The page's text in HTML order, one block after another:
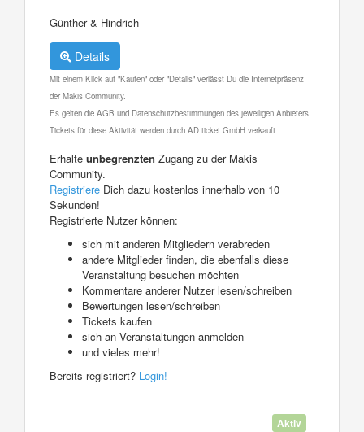
Günther & Hindrich
Details
Mit einem Klick auf "Kaufen" oder "Details" verlässt Du die Internetpräsenz
der Makis Community.
Es gelten die AGB und Datenschutzbestimmungen des jeweiligen Anbieters.
Tickets für diese Aktivität werden durch AD ticket GmbH verkauft.
Erhalte unbegrenzten Zugang zu der Makis
Community.
Registriere Dich dazu kostenlos innerhalb von 10
Sekunden!
Registrierte Nutzer können:
sich mit anderen Mitgliedern verabreden
andere Mitglieder finden, die ebenfalls diese
Veranstaltung besuchen möchten
Kommentare anderer Nutzer lesen/schreiben
Bewertungen lesen/schreiben
Tickets kaufen
sich an Veranstaltungen anmelden
und vieles mehr!
Bereits registriert? Login!
Aktiv